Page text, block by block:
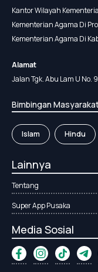
Kantor Wilayah
Kementerian Agama Di
Kementerian Agama Di
Alamat
Jalan Tgk. Abu Lam U No.
Bimbingan
Islam Hindu
Lainnya
Tentang
Super App Pusaka
Media Sosial